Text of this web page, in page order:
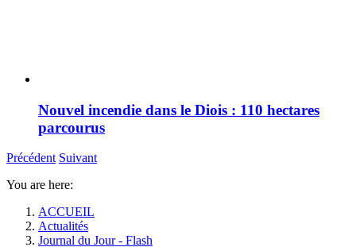
Nouvel incendie dans le Diois : 110 hectares
parcourus
Précédent Suivant
You are here:
ACCUEIL
Actualités
Journal du Jour - Flash